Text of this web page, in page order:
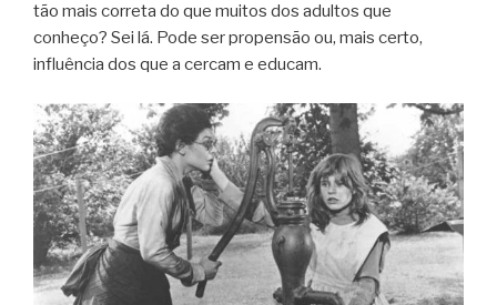
tão mais correta do que muitos dos adultos que
conheço? Sei lá. Pode ser propensão ou, mais certo,
influência dos que a cercam e educam.